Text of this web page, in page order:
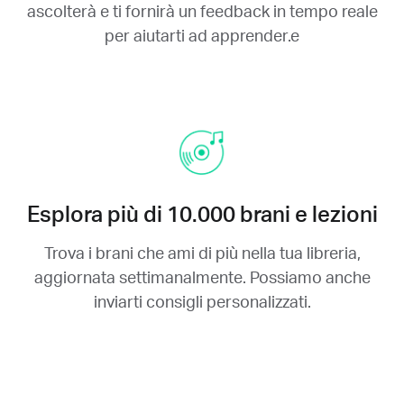
ascolterà e ti fornirà un feedback in tempo reale
per aiutarti ad apprender.e
Esplora più di 10.000 brani e lezioni
Trova i brani che ami di più nella tua libreria,
aggiornata settimanalmente. Possiamo anche
inviarti consigli personalizzati.